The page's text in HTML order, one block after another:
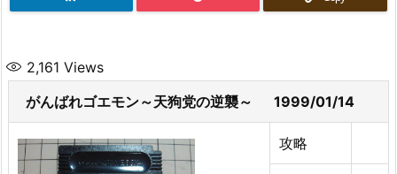
2,161 Views
がんばれゴエモン～天狗党の逆襲～ 1999/01/14
攻略